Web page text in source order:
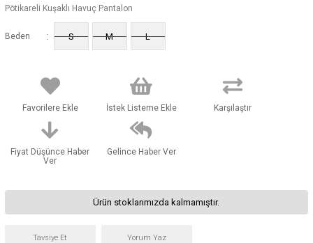
Pötikareli Kuşaklı Havuç Pantalon
Beden : S M L
Favorilere Ekle İstek Listeme Ekle Karşılaştır
Fiyat Düşünce Haber
Ver
Gelince Haber Ver
Ürün stoklarımızda kalmamıştır.
Tavsiye Et Yorum Yaz